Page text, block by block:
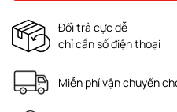
Đổi trả cực dễ
chỉ cần số điện thoại
Miễn phí vận chuyển